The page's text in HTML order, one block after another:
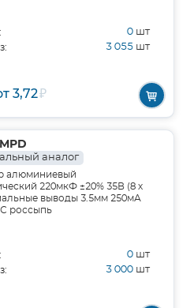
0 шт
3 055 шт
3,72₽
аналог
алюминиевый
220мкФ ±20% 35В (8 х
выводы 3.5мм 250мА
россыпь
0 шт
3 000 шт